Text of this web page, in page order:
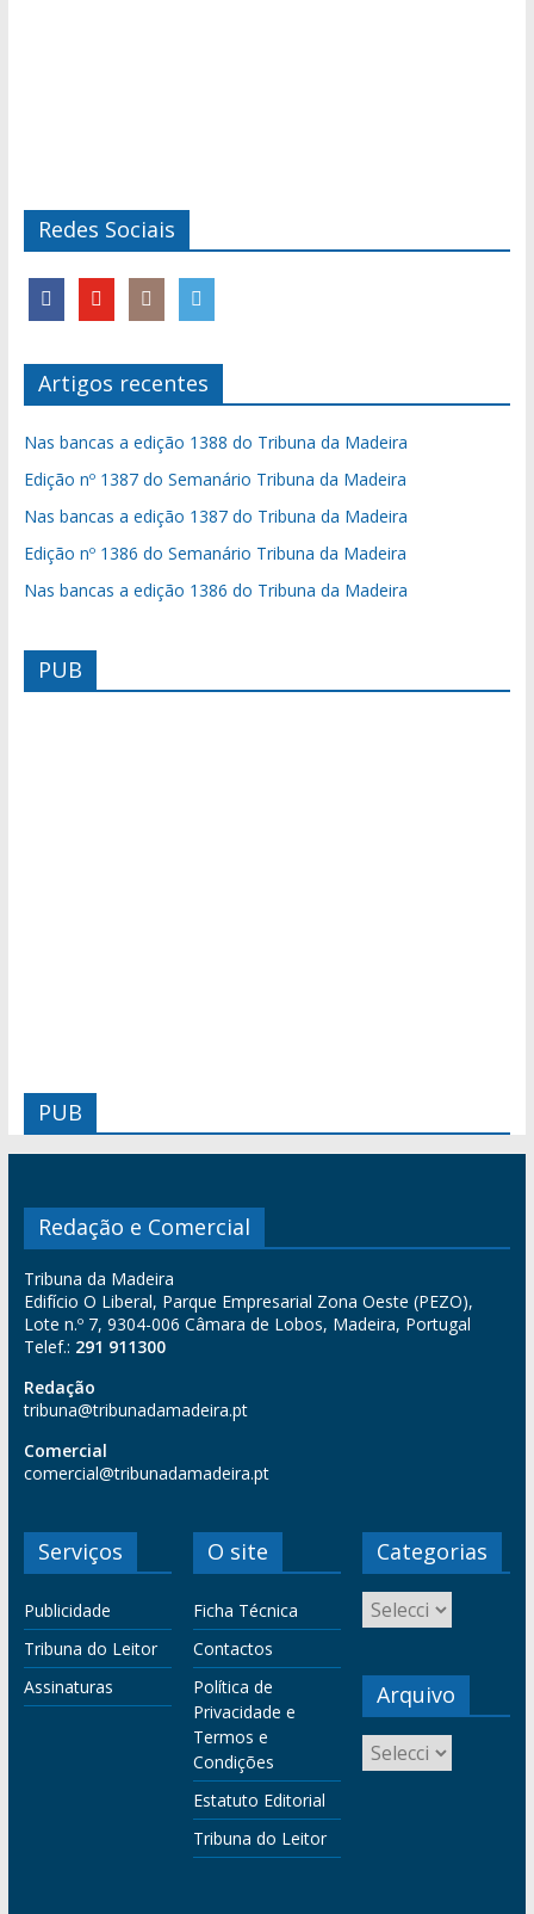
Redes Sociais
Artigos recentes
Nas bancas a edição 1388 do Tribuna da Madeira
Edição nº 1387 do Semanário Tribuna da Madeira
Nas bancas a edição 1387 do Tribuna da Madeira
Edição nº 1386 do Semanário Tribuna da Madeira
Nas bancas a edição 1386 do Tribuna da Madeira
PUB
PUB
Redação e Comercial
Tribuna da Madeira
Edifício O Liberal, Parque Empresarial Zona Oeste (PEZO),
Lote n.º 7, 9304-006 Câmara de Lobos, Madeira, Portugal
Telef.: 291 911300
Redação
tribuna@tribunadamadeira.pt
Comercial
comercial@tribunadamadeira.pt
Serviços
Publicidade
Tribuna do Leitor
Assinaturas
O site
Ficha Técnica
Contactos
Política de
Privacidade e
Termos e
Condições
Estatuto Editorial
Tribuna do Leitor
Categorias
Arquivo